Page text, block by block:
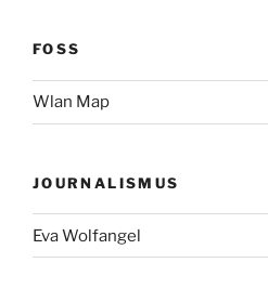
FOSS
Wlan Map
JOURNALISMUS
Eva Wolfangel